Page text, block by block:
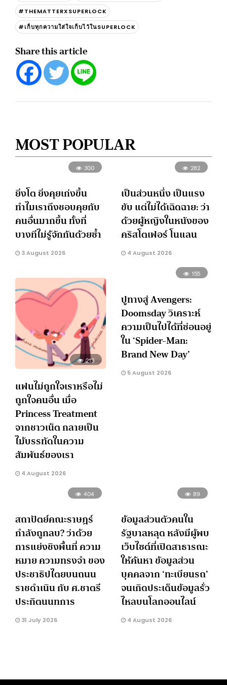
#THEMATTERXSUPERLOCK
#เก็บทุกความใส่ใจเก็บไว้ในSUPERLOCK
Share this article
MOST POPULAR
300
ยิ่งโต ยิ่งคุยเก่งขึ้น
ทำไมเราถึงชอบคุยกับ
คนอื่นมากขึ้น ทั้งที่
บางทีไม่รู้จักกันด้วยซ้ำ
3 August 2026
282
เป็นส่วนหนึ่ง เป็นแรง
ขับ แต่ไม่ได้เฉิดฉาย: ว่า
ด้วยผู้หญิงในหนังของ
คริสโตเฟอร์ โนแลน
4 August 2026
213
แฟนไม่ถูกใจเราหรือไม่
ถูกใจคนอื่น เมื่อ
Princess Treatment
จากชาวเน็ต กลายเป็น
ไม้บรรทัดในความ
สัมพันธ์ของเรา
4 August 2026
155
ปูทางสู่ Avengers:
Doomsday วิเคราะห์
ความเป็นไปได้ที่ซ่อนอยู่
ใน ‘Spider-Man:
Brand New Day’
5 August 2026
404
สถาปัตย์คณะราษฎร์
กำลังถูกลบ? ว่าด้วย
การแย่งชิงพื้นที่ ความ
หมาย ความทรงจำ ของ
ประชาธิปไตยบนถนน
ราชดำเนิน กับ ศ.ชาตรี
ประกิตนนทการ
31 July 2026
89
ข้อมูลส่วนตัวคนใน
รัฐบาลหลุด หลังมีผู้พบ
เว็บไซต์ที่เปิดสาธารณะ
ให้ค้นหา ข้อมูลส่วน
บุคคลจาก ‘ทะเบียนรถ’
จนเกิดประเด็นข้อมูลรั่ว
ไหลบนโลกออนไลน์
4 August 2026